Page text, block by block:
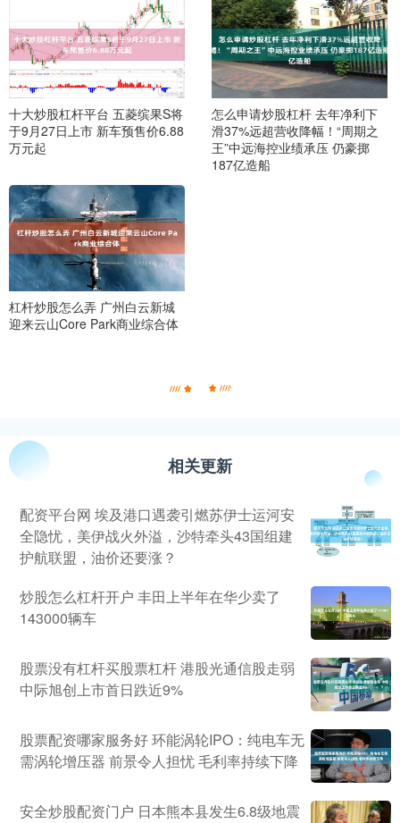
十大炒股杠杆平台 五菱缤果S将
于9月27日上市 新车预售价6.88
万元起
怎么申请炒股杠杆 去年净利下
滑37%远超营收降幅！“周期之
王”中远海控业绩承压 仍豪掷
187亿造船
杠杆炒股怎么弄 广州白云新城
迎来云山Core Park商业综合体
相关更新
配资平台网 埃及港口遇袭引燃苏伊士运河安
全隐忧，美伊战火外溢，沙特牵头43国组建
护航联盟，油价还要涨？
炒股怎么杠杆开户 丰田上半年在华少卖了
143000辆车
股票没有杠杆买股票杠杆 港股光通信股走弱
中际旭创上市首日跌近9%
股票配资哪家服务好 环能涡轮IPO：纯电车无
需涡轮增压器 前景令人担忧 毛利率持续下降
安全炒股配资门户 日本熊本县发生6.8级地震